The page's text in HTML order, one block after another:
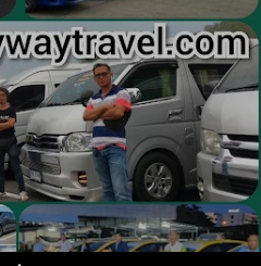
โทรแท็กซี่ แท็กซี่ด่วน จอง
ท็กซี่ 5 ที่นั่ง รถใหญ่ 7 ที่นั่ง
พนักงานให้บริการจำนวน
วน หรือจองรถไปสนามบิน
ติพี่น้อง ส่งเอกสารพัสดุเร่ง
ครอบครัวเป็นหมู่คณะ ให้
ดินทางของลูกค้า ให้บริการ
ะวัติคนขับทะเบียนรถทุก
ช้บริการ